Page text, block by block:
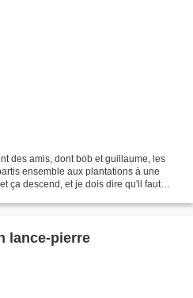
des amis, dont bob et guillaume, les
ensemble aux plantations à une
ça descend, et je dois dire qu'il faut
lance-pierre